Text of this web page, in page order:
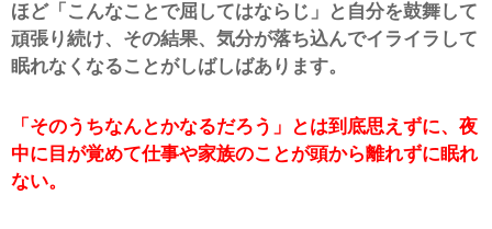
ほど「こんなことで屈してはならじ」と自分を鼓舞して
頑張り続け、その結果、気分が落ち込んでイライラして
眠れなくなることがしばしばあります。
「そのうちなんとかなるだろう」とは到底思えずに、夜
中に目が覚めて仕事や家族のことが頭から離れずに眠れ
ない。